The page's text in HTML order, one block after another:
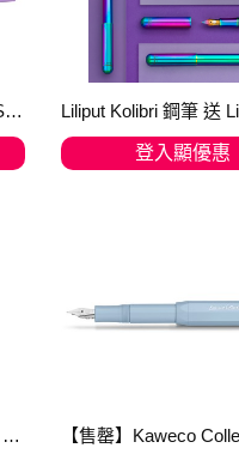
Kaweco Collection Skyline Sport Light Lavender 亮薰衣草 2021年度限量鋼 即送Kaweco SPORT系列 銀色八角筆夾
登入顯優惠
【售罄】Kaweco Collection Skyline Sport Iridescent Pearl 彩虹珍珠 2022 限量鋼筆